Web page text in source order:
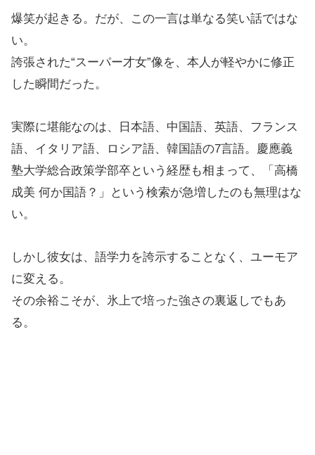
爆笑が起きる。だが、この一言は単なる笑い話ではな
い。
誇張された“スーパー才女”像を、本人が軽やかに修正
した瞬間だった。
実際に堪能なのは、日本語、中国語、英語、フランス
語、イタリア語、ロシア語、韓国語の7言語。慶應義
塾大学総合政策学部卒という経歴も相まって、「高橋
成美 何か国語？」という検索が急増したのも無理はな
い。
しかし彼女は、語学力を誇示することなく、ユーモア
に変える。
その余裕こそが、氷上で培った強さの裏返しでもあ
る。